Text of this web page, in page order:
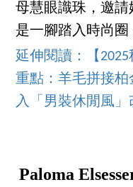
母慧眼識珠，邀
是一腳踏入時尚圈
延伸閱讀：【
重點：羊毛拼接
入「男裝休閒風」
Paloma